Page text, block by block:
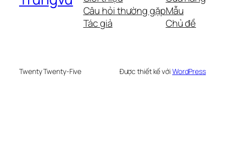
Câu hỏi thường gặp
Tác giả
Mẫu
Chủ đề
Twenty Twenty-Five Được thiết kế với WordPress